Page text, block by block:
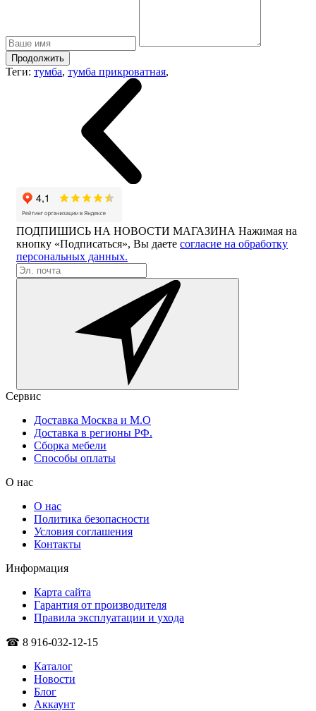
Продолжить
Теги: тумба, тумба прикроватная,
ПОДПИШИСЬ НА НОВОСТИ МАГАЗИНА Нажимая на
кнопку «Подписаться», Вы даете согласие на обработку
персональных данных.
Сервис
Доставка Москва и М.О
Доставка в регионы РФ.
Сборка мебели
Способы оплаты
О нас
О нас
Политика безопасности
Условия соглашения
Контакты
Информация
Карта сайта
Гарантия от производителя
Правила эксплуатации и ухода
☎ 8 916-032-12-15
Каталог
Новости
Блог
Аккаунт